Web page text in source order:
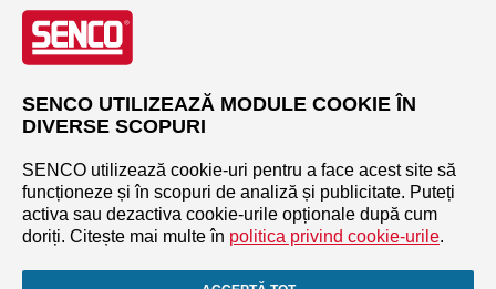
SENCO UTILIZEAZĂ MODULE COOKIE ÎN
DIVERSE SCOPURI
SENCO utilizează cookie-uri pentru a face acest site să
funcționeze și în scopuri de analiză și publicitate. Puteți
activa sau dezactiva cookie-urile opționale după cum
doriți. Citește mai multe în politica privind cookie-urile.